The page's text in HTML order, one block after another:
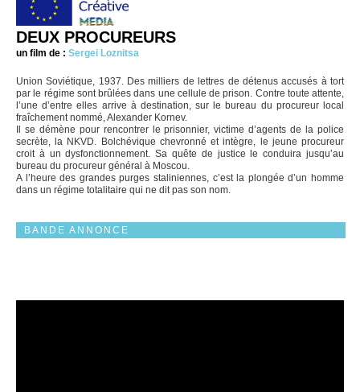
DEUX PROCUREURS
un film de : Sergei Loznitsa
Union Soviétique, 1937. Des milliers de lettres de détenus accusés à tort
par le régime sont brûlées dans une cellule de prison. Contre toute attente,
l’une d’entre elles arrive à destination, sur le bureau du procureur local
fraîchement nommé, Alexander Kornev.
Il se démène pour rencontrer le prisonnier, victime d’agents de la police
secrète, la NKVD. Bolchévique chevronné et intègre, le jeune procureur
croit à un dysfonctionnement. Sa quête de justice le conduira jusqu’au
bureau du procureur général à Moscou.
A l’heure des grandes purges staliniennes, c’est la plongée d’un homme
dans un régime totalitaire qui ne dit pas son nom.
BANDE ANNONCE